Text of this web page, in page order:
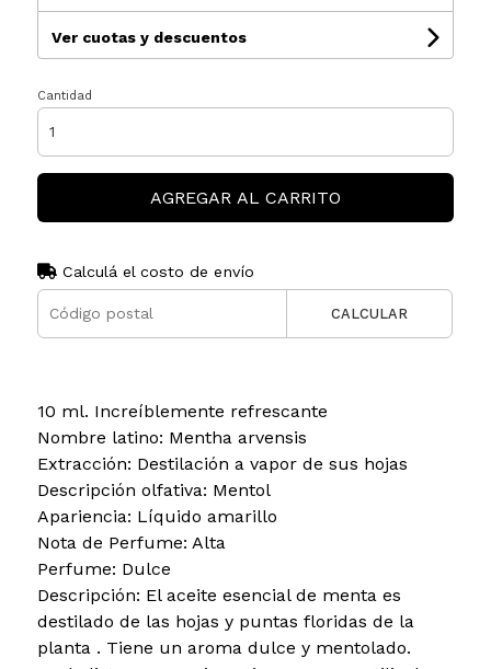
Ver cuotas y descuentos
Cantidad
AGREGAR AL CARRITO
Calculá el costo de envío
CALCULAR
10 ml. Increíblemente refrescante
Nombre latino: Mentha arvensis
Extracción: Destilación a vapor de sus hojas
Descripción olfativa: Mentol
Apariencia: Líquido amarillo
Nota de Perfume: Alta
Perfume: Dulce
Descripción: El aceite esencial de menta es
destilado de las hojas y puntas floridas de la
planta . Tiene un aroma dulce y mentolado.